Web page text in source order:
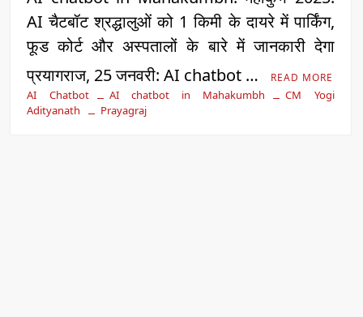
AI चैटबॉट श्रद्धालुओं को 1 किमी के दायरे में पार्किंग,
फूड कोर्ट और अस्पतालों के बारे में जानकारी देगा
प्रयागराज, 25 जनवरी: AI chatbot …
READ MORE
AI Chatbot AI chatbot in Mahakumbh
CM Yogi
Adityanath
Prayagraj